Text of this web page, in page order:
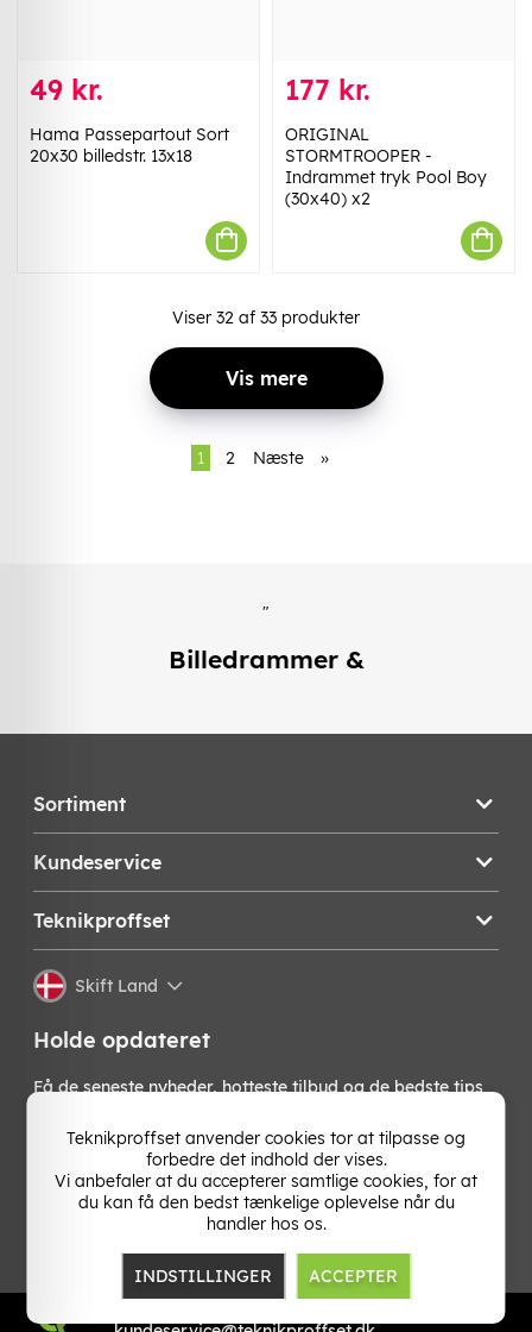
49 kr.
Hama Passepartout Sort
20x30 billedstr. 13x18
177 kr.
ORIGINAL
STORMTROOPER -
Indrammet tryk Pool Boy
(30x40) x2
Viser 32 af 33 produkter
Vis mere
1 2 Næste »
"
Billedrammer &
Sortiment
Kundeservice
Teknikproffset
Skift Land
Holde opdateret
Få de seneste nyheder, hotteste tilbud og de bedste tips
nyhedsbrev!
OK
Teknikproffset anvender cookies tor at tilpasse og
forbedre det indhold der vises.
Vi anbefaler at du accepterer samtlige cookies, for at
du kan få den bedst tænkelige oplevelse når du
handler hos os.
INDSTILLINGER ACCEPTER